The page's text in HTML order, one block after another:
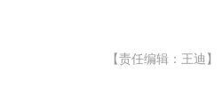
【责任编辑：王迪】